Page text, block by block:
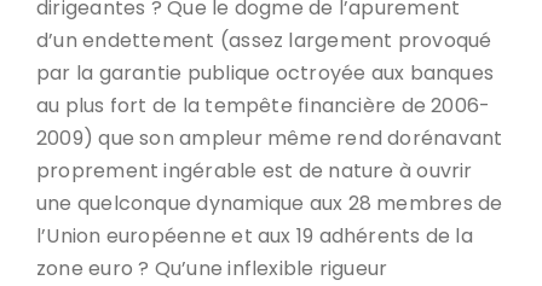
dirigeantes ? Que le dogme de l’apurement
d’un endettement (assez largement provoqué
par la garantie publique octroyée aux banques
au plus fort de la tempête financière de 2006-
2009) que son ampleur même rend dorénavant
proprement ingérable est de nature à ouvrir
une quelconque dynamique aux 28 membres de
l’Union européenne et aux 19 adhérents de la
zone euro ? Qu’une inflexible rigueur